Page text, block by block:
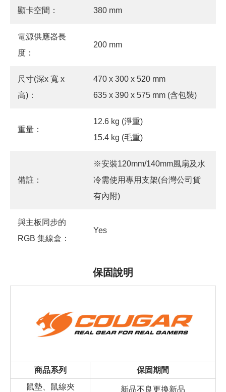
顯卡空間： 380 mm
電源供應器長
度：
200 mm
尺寸(深x 寬 x
高)：
470 x 300 x 520 mm
635 x 390 x 575 mm (含包裝)
重量：
12.6 kg (淨重)
15.4 kg (毛重)
備註：
※安裝120mm/140mm風扇及水
冷需使用專用支架(台灣公司貨
有內附)
與主板同步的
RGB 集線盒：
Yes
保固說明
商品系列
保固期間
鼠墊、鼠線夾
新品不良更換新品